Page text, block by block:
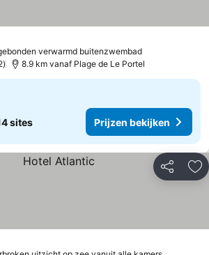
verwarmd buitenzwembad
8.9 km vanaf Plage de Le Portel
sites Prijzen bekijken
Delen